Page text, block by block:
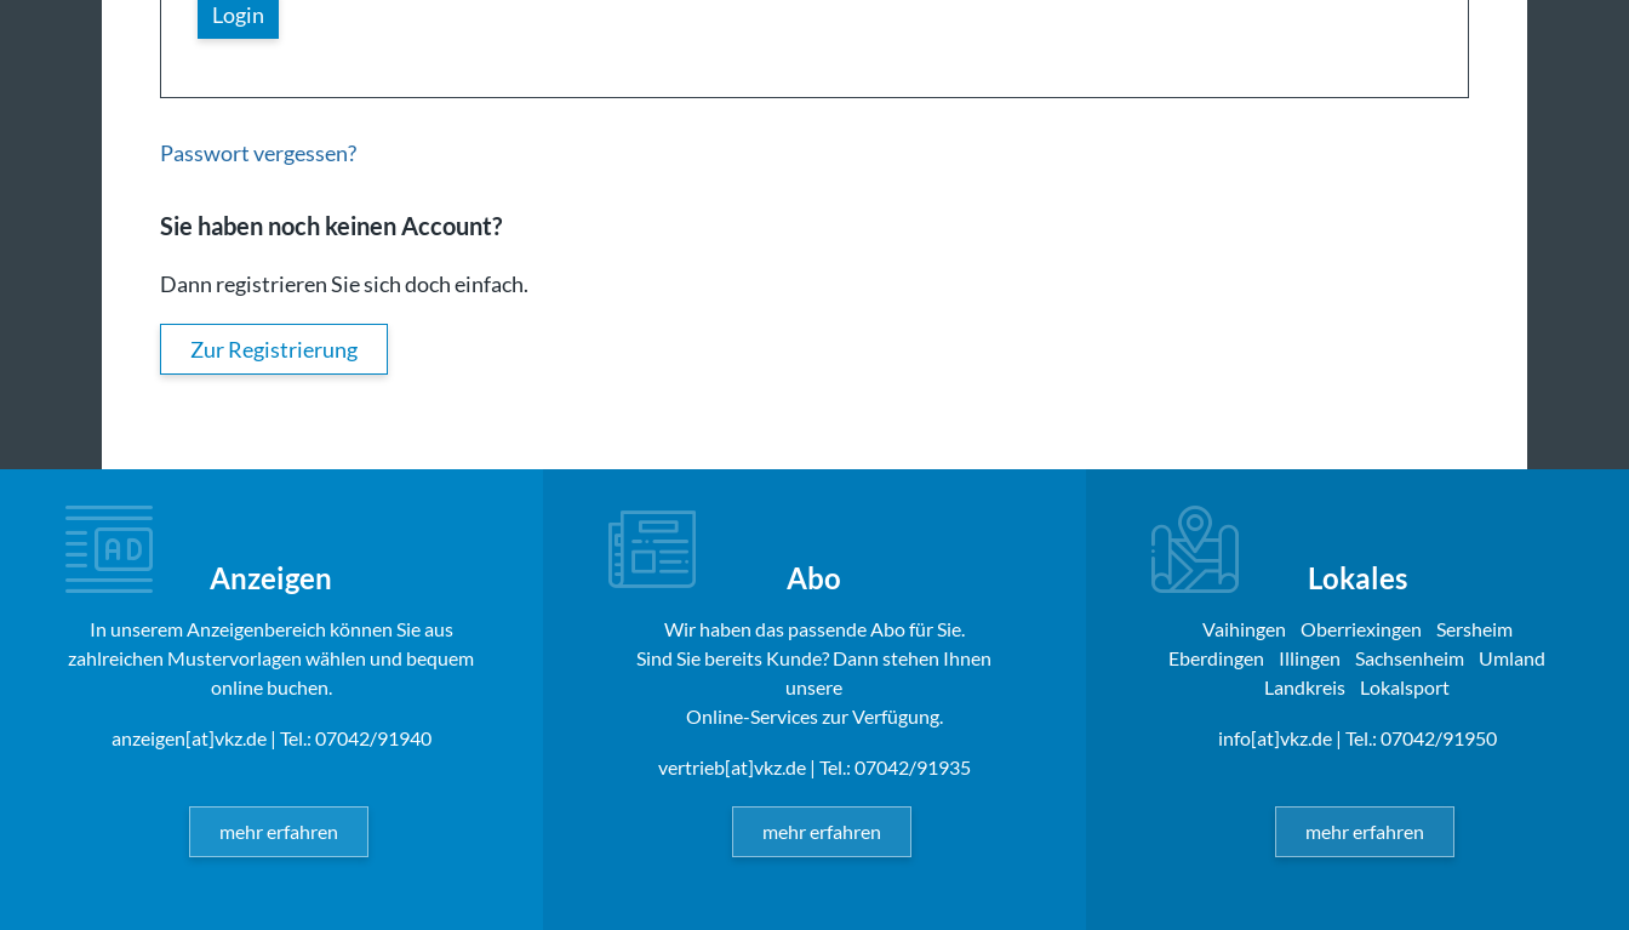
Passwort vergessen?
Sie haben noch keinen Account?
Dann registrieren Sie sich doch einfach.
Zur Registrierung
Anzeigen
In unserem Anzeigenbereich können Sie aus
zahlreichen Mustervorlagen wählen und bequem
online buchen.
anzeigen[at]vkz.de| Tel.: 07042/91940
mehr erfahren
Abo
Wir haben das passende Abo für Sie.
Sind Sie bereits Kunde? Dann stehen Ihnen
unsere
Online-Services zur Verfügung.
vertrieb[at]vkz.de| Tel.: 07042/91935
mehr erfahren
Lokales
Vaihingen Oberriexingen
Sersheim
Eberdingen
Illingen Sachsenheim
Umland
Landkreis
Lokalsport
info[at]vkz.de| Tel.: 07042/91950
mehr erfahren